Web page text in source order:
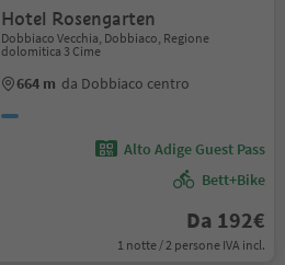
Hotel Rosengarten
Dobbiaco Vecchia, Dobbiaco, Regione
dolomitica 3 Cime
664 m da Dobbiaco centro
Alto Adige Guest Pass
Bett+Bike
Da 192€
1 notte / 2 persone IVA incl.